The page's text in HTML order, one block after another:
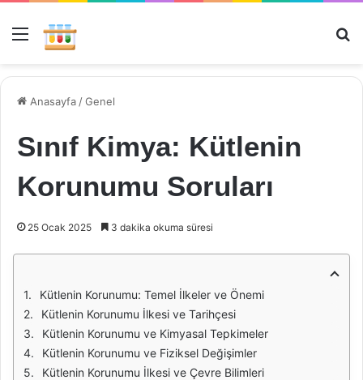
Menü
Anasayfa /Genel
Sınıf Kimya: Kütlenin
Korunumu Soruları
25 Ocak 2025 3 dakika okuma süresi
Kütlenin Korunumu: Temel İlkeler ve Önemi
Kütlenin Korunumu İlkesi ve Tarihçesi
Kütlenin Korunumu ve Kimyasal Tepkimeler
Kütlenin Korunumu ve Fiziksel Değişimler
Kütlenin Korunumu İlkesi ve Çevre Bilimleri